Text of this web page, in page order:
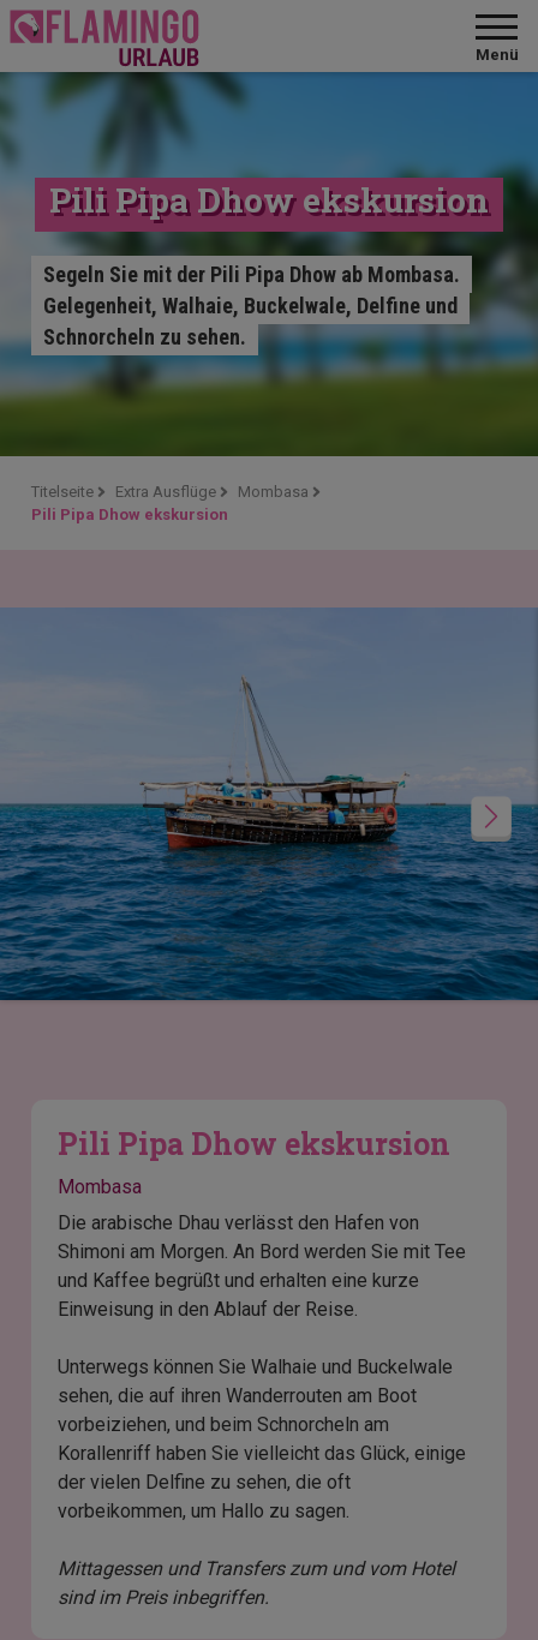
Menü
Pili Pipa Dhow ekskursion
Segeln Sie mit der Pili Pipa Dhow ab Mombasa.
Gelegenheit, Walhaie, Buckelwale, Delfine und
Schnorcheln zu sehen.
Titelseite Extra Ausflüge
Mombasa
Pili Pipa Dhow ekskursion
Pili Pipa Dhow ekskursion
Mombasa
Die arabische Dhau verlässt den Hafen von
Shimoni am Morgen. An Bord werden Sie mit Tee
und Kaffee begrüßt und erhalten eine kurze
Einweisung in den Ablauf der Reise.
Unterwegs können Sie Walhaie und Buckelwale
sehen, die auf ihren Wanderrouten am Boot
vorbeiziehen, und beim Schnorcheln am
Korallenriff haben Sie vielleicht das Glück, einige
der vielen Delfine zu sehen, die oft
vorbeikommen, um Hallo zu sagen.
Mittagessen und Transfers zum und vom Hotel
sind im Preis inbegriffen.